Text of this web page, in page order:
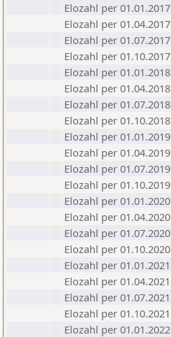
Elozahl per 01.01.2017
Elozahl per 01.04.2017
Elozahl per 01.07.2017
Elozahl per 01.10.2017
Elozahl per 01.01.2018
Elozahl per 01.04.2018
Elozahl per 01.07.2018
Elozahl per 01.10.2018
Elozahl per 01.01.2019
Elozahl per 01.04.2019
Elozahl per 01.07.2019
Elozahl per 01.10.2019
Elozahl per 01.01.2020
Elozahl per 01.04.2020
Elozahl per 01.07.2020
Elozahl per 01.10.2020
Elozahl per 01.01.2021
Elozahl per 01.04.2021
Elozahl per 01.07.2021
Elozahl per 01.10.2021
Elozahl per 01.01.2022